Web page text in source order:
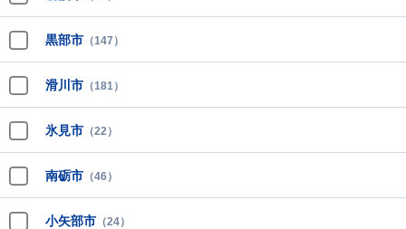
黒部市 （147）
滑川市 （181）
氷見市 （22）
南砺市 （46）
小矢部市 （24）